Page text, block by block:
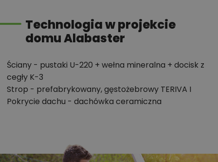
Technologia w projekcie
domu Alabaster
Ściany - pustaki U-220 + wełna mineralna + docisk z
cegły K-3
Strop - prefabrykowany, gęstożebrowy TERIVA I
Pokrycie dachu - dachówka ceramiczna